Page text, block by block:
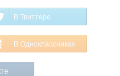
В Твиттере
В Одноклассниках